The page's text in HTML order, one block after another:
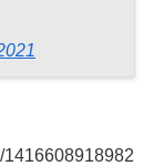
1416608918982